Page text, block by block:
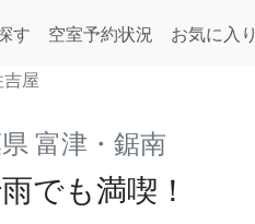
す 空室予約状況
お気に入り
屋
富津・鋸南
でも満喫！